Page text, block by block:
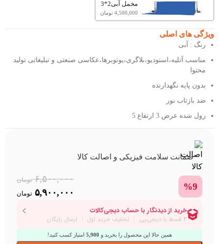
مخمل آبی2*3
4,500,000 تومان
ویژگی های اصلی
رنگ : آبی
مناسب آتلیه،استودیو،بلاگری،یوتوبرها،عکاسی صنعتی و تبلیغاتی تولید
محتوا
بدون پایه نگهدارنده
ضد بازتاب نور
رول شده عرض 3 ارتفاع 5
ضمانت سلامت فیزیکی و اصالت کالا
۶,۵۰۰,۰۰۰ تومان
Original
was:
۶,۵۰۰,۰۰۰ تومان.
۵,۹۰۰,۰۰۰ تومان
%9
همین حالا این محصول را بخرید و 5,900 امتیاز کسب کنید!